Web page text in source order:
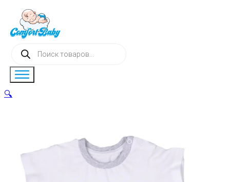
Поиск
товаров
🔍